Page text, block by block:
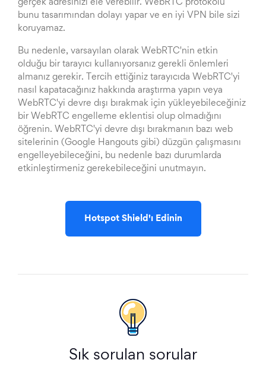
gerçek adresinizi ele verebilir. WebRTC protokolü
bunu tasarımından dolayı yapar ve en iyi VPN bile sizi
koruyamaz.
Bu nedenle, varsayılan olarak WebRTC'nin etkin
olduğu bir tarayıcı kullanıyorsanız gerekli önlemleri
almanız gerekir. Tercih ettiğiniz tarayıcıda WebRTC'yi
nasıl kapatacağınız hakkında araştırma yapın veya
WebRTC'yi devre dışı bırakmak için yükleyebileceğiniz
bir WebRTC engelleme eklentisi olup olmadığını
öğrenin. WebRTC'yi devre dışı bırakmanın bazı web
sitelerinin (Google Hangouts gibi) düzgün çalışmasını
engelleyebileceğini, bu nedenle bazı durumlarda
etkinleştirmeniz gerekebileceğini unutmayın.
Hotspot Shield'ı Edinin
Sık sorulan sorular